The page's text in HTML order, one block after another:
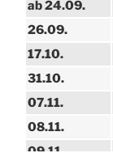
ab 24.09.
26.09.
17.10.
31.10.
07.11.
08.11.